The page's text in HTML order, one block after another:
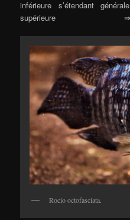
inférieure s’étendant
supérieure ⇒
Rocio octofasciata.